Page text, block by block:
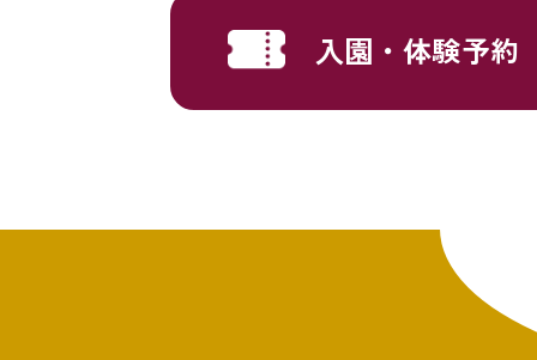
入園・体験予約